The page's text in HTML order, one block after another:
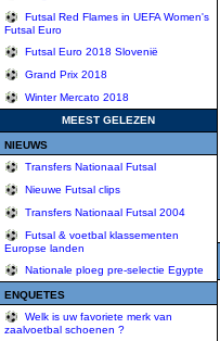
Futsal Red Flames in UEFA Women's
Futsal Euro
Futsal Euro 2018 Slovenië
Grand Prix 2018
Winter Mercato 2018
MEEST GELEZEN
NIEUWS
Transfers Nationaal Futsal
Nieuwe Futsal clips
Transfers Nationaal Futsal 2004
Futsal & voetbal klassementen
Europse landen
Nationale ploeg pre-selectie Egypte
ENQUETES
Welk is uw favoriete merk van
zaalvoetbal schoenen ?